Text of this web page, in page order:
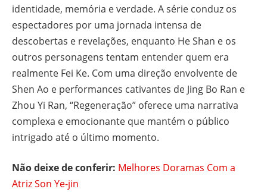
identidade, memória e verdade. A série conduz os
espectadores por uma jornada intensa de
descobertas e revelações, enquanto He Shan e os
outros personagens tentam entender quem era
realmente Fei Ke. Com uma direção envolvente de
Shen Ao e performances cativantes de Jing Bo Ran e
Zhou Yi Ran, “Regeneração” oferece uma narrativa
complexa e emocionante que mantém o público
intrigado até o último momento.
Não deixe de conferir: Melhores Doramas Com a
Atriz Son Ye-jin